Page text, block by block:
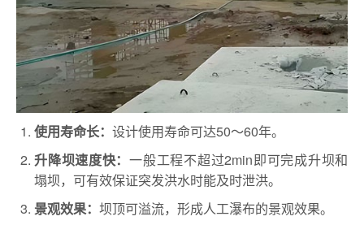
使用寿命长：设计使用寿命可达50～60年。
升降坝速度快：一般工程不超过2min即可完成升坝和
塌坝，可有效保证突发洪水时能及时泄洪。
景观效果：坝顶可溢流，形成人工瀑布的景观效果。